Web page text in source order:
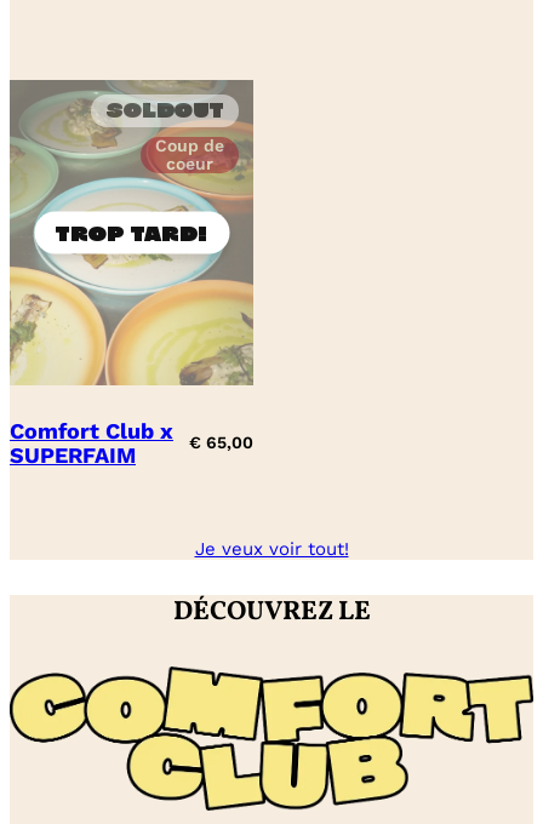
Soldout
Coup de
coeur
Comfort Club x
SUPERFAIM
€ 65,00
Je veux voir tout!
DÉCOUVREZ LE